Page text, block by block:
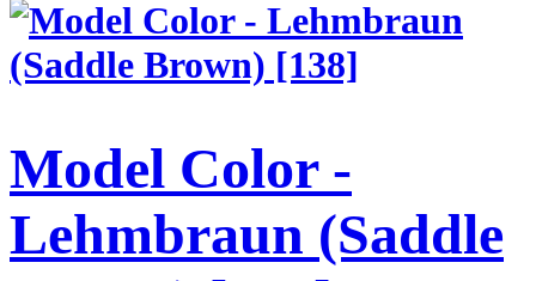
Model Color -
Lehmbraun (Saddle